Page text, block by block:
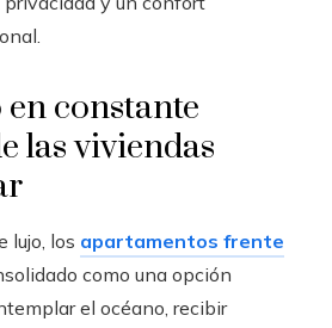
constante
las viviendas
lujo, los apartamentos frente
como una opción
el océano, recibir